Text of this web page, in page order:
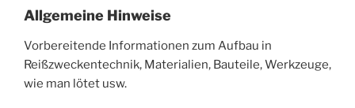
Allgemeine Hinweise
Vorbereitende Informationen zum Aufbau in
Reißzweckentechnik, Materialien, Bauteile, Werkzeuge,
wie man lötet usw.